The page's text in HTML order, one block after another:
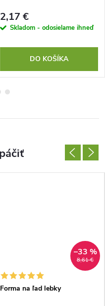
2,17 €
Skladom - odosielame ihneď
DO KOŠÍKA
8,61 €
–33 %
Forma na ľad lebky